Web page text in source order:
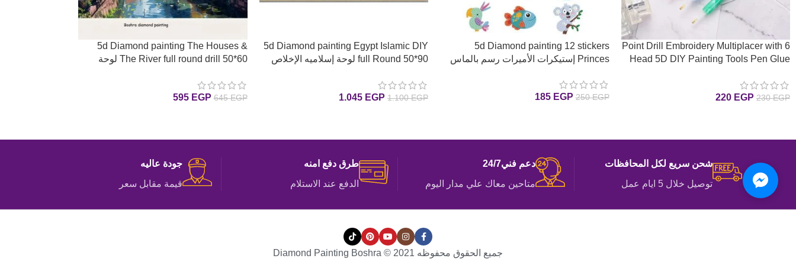
Point Drill Embroidery Multiplacer with 6
Head 5D DIY Painting Tools Pen Glue
230EGP
220 EGP
5d Diamond painting 12 stickers
Princes إستيكرات الأميرات رسم بالماس
250EGP
185 EGP
5d Diamond painting Egypt Islamic DIY
full Round 50*90 لوحة إسلاميه الإخلاص
1.100EGP
1.045 EGP
5d Diamond painting The Houses &
The River full round drill 50*60 لوحة
645EGP
595 EGP
شحن سريع لكل المحافظات
توصيل خلال 5 ايام عمل
دعم فني24/7
متاحين معاك علي مدار اليوم
طرق دفع امنه
الدفع عند الاستلام
جودة عاليه
قيمة مقابل سعر
جميع الحقوق محفوظه Diamond Painting Boshra © 2021